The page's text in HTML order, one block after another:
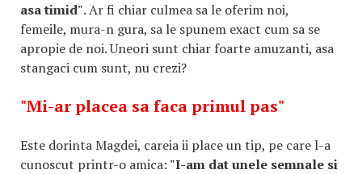
asa timid". Ar fi chiar culmea sa le oferim noi,
femeile, mura-n gura, sa le spunem exact cum sa se
apropie de noi. Uneori sunt chiar foarte amuzanti, asa
stangaci cum sunt, nu crezi?
"Mi-ar placea sa faca primul pas"
Este dorinta Magdei, careia ii place un tip, pe care l-a
cunoscut printr-o amica: "I-am dat unele semnale si